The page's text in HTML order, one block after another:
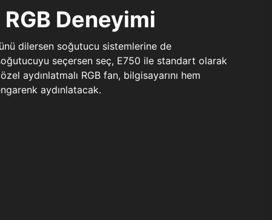
RGB Deneyimi
dilersen soğutucu sistemlerine de
seçersen seç, E750 ile standart olarak
aydınlatmalı RGB fan, bilgisayarını hem
aydınlatacak.